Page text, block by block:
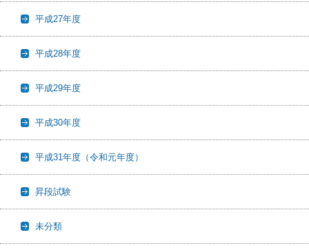
平成27年度
平成28年度
平成29年度
平成30年度
平成31年度（令和元年度）
昇段試験
未分類